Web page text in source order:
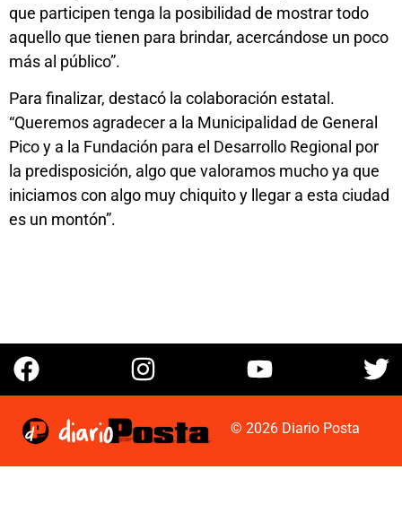
que participen tenga la posibilidad de mostrar todo
aquello que tienen para brindar, acercándose un poco
más al público”.
Para finalizar, destacó la colaboración estatal.
“Queremos agradecer a la Municipalidad de General
Pico y a la Fundación para el Desarrollo Regional por
la predisposición, algo que valoramos mucho ya que
iniciamos con algo muy chiquito y llegar a esta ciudad
es un montón”.
© 2026 Diario Posta